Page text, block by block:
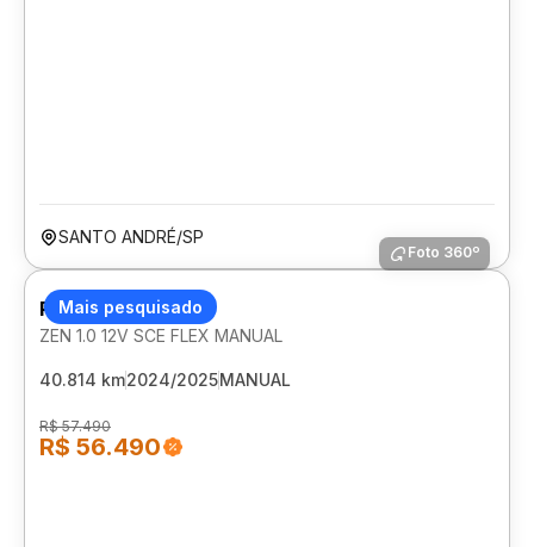
SANTO ANDRÉ/SP
Mais pesquisado
Foto 360º
RENAULT KWID
ZEN 1.0 12V SCE FLEX MANUAL
40.814 km2024/2025MANUAL
R$ 57.490
R$ 56.490